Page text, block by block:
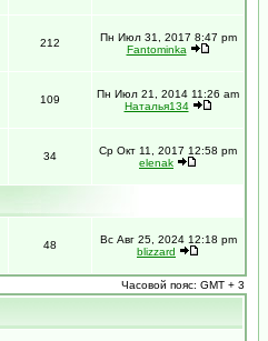
212
Пн Июл 31, 2017 8:47 pm
Fantominka
109
Пн Июл 21, 2014 11:26 am
Наталья134
34
Ср Окт 11, 2017 12:58 pm
elenak
48
Вс Авг 25, 2024 12:18 pm
blizzard
Часовой пояс: GMT + 3